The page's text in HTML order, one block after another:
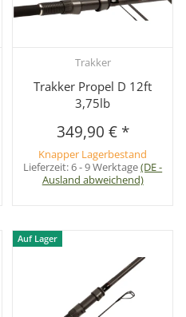
Trakker
Trakker Propel D 12ft
3,75lb
349,90 € *
Knapper Lagerbestand
Lieferzeit:6 - 9 Werktage(DE -
Ausland abweichend)
Auf Lager